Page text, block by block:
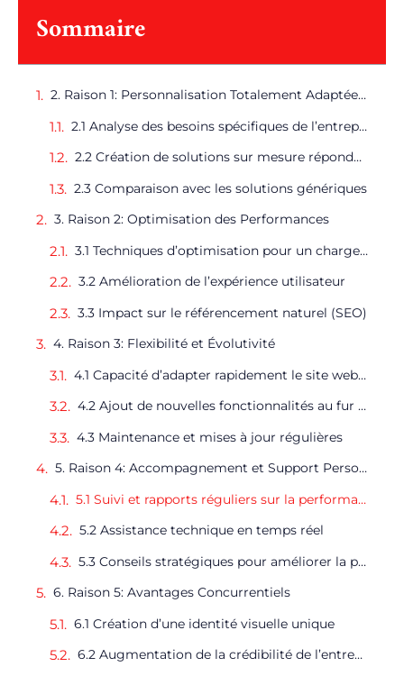
Sommaire
2. Raison 1: Personnalisation Totalement Adaptée aux Besoins de l’Entreprise
2.1 Analyse des besoins spécifiques de l’entreprise
2.2 Création de solutions sur mesure répondant parfaitement à ces besoins
2.3 Comparaison avec les solutions génériques
3. Raison 2: Optimisation des Performances
3.1 Techniques d’optimisation pour un chargement rapide des pages
3.2 Amélioration de l’expérience utilisateur
3.3 Impact sur le référencement naturel (SEO)
4. Raison 3: Flexibilité et Évolutivité
4.1 Capacité d’adapter rapidement le site web aux évolutions du marché
4.2 Ajout de nouvelles fonctionnalités au fur et à mesure de la croissance de l’entreprise
4.3 Maintenance et mises à jour régulières
5. Raison 4: Accompagnement et Support Personnalisés
5.1 Suivi et rapports réguliers sur la performance du site
5.2 Assistance technique en temps réel
5.3 Conseils stratégiques pour améliorer la présence en ligne
6. Raison 5: Avantages Concurrentiels
6.1 Création d’une identité visuelle unique
6.2 Augmentation de la crédibilité de l’entreprise